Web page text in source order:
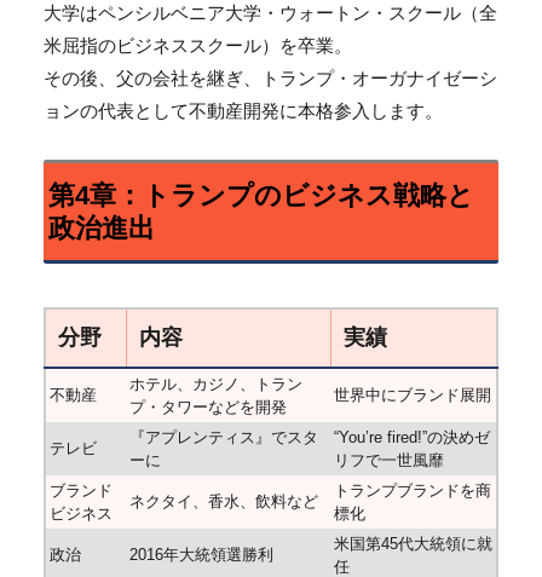
大学はペンシルベニア大学・ウォートン・スクール（全
米屈指のビジネススクール）を卒業。
その後、父の会社を継ぎ、トランプ・オーガナイゼーシ
ョンの代表として不動産開発に本格参入します。
第4章：トランプのビジネス戦略と
政治進出
分野 内容 実績
不動産
ホテル、カジノ、トラン
プ・タワーなどを開発
世界中にブランド展開
テレビ
『アプレンティス』でスタ
ーに
“You’re fired!”の決めゼ
リフで一世風靡
ブランド
ビジネス
ネクタイ、香水、飲料など
トランプブランドを商
標化
政治 2016年大統領選勝利
米国第45代大統領に就
任